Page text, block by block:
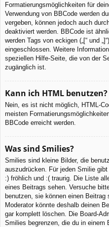
Formatierungsmöglichkeiten für
Verwendung von BBCode werden
vergeben, können jedoch auch
deaktiviert werden. BBCode ist
werden Tags von eckigen („[“ und
eingeschlossen. Weitere
speziellen Hilfe-Seite, die von der
zugänglich ist.
Kann ich HTML benutzen?
Nein, es ist nicht möglich, HTML-
meisten
BBCode erreicht werden.
Was sind Smilies?
Smilies sind kleine Bilder, die
auszudrücken. Für jeden Smilie
:) fröhlich und :( traurig. Die Liste
eines Beitrags sehen. Versuche
benutzen, sie können einen
Moderator könnte deshalb deinen
gar komplett löschen. Die Board-
Smilies begrenzen, die du in einem